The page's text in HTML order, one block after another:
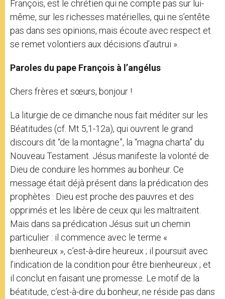
François, est le chrétien qui ne compte pas sur lui-
même, sur les richesses matérielles, qui ne s’entête
pas dans ses opinions, mais écoute avec respect et
se remet volontiers aux décisions d’autrui ».
Paroles du pape François à l’angélus
Chers frères et sœurs, bonjour !
La liturgie de ce dimanche nous fait méditer sur les
Béatitudes (cf. Mt 5,1-12a), qui ouvrent le grand
discours dit “de la montagne”, la “magna charta” du
Nouveau Testament. Jésus manifeste la volonté de
Dieu de conduire les hommes au bonheur. Ce
message était déjà présent dans la prédication des
prophètes : Dieu est proche des pauvres et des
opprimés et les libère de ceux qui les maltraitent.
Mais dans sa prédication Jésus suit un chemin
particulier : il commence avec le terme «
bienheureux », c’est-à-dire heureux ; il poursuit avec
l’indication de la condition pour être bienheureux ; et
il conclut en faisant une promesse. Le motif de la
béatitude, c’est-à-dire du bonheur, ne réside pas dans